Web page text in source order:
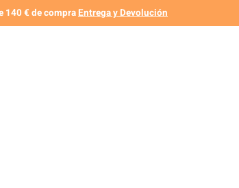
140 € de compraEntrega y Devolución